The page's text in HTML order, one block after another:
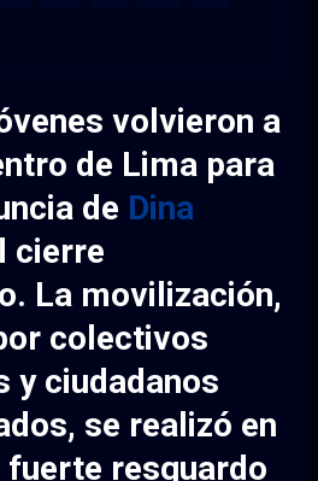
volvieron a
de Lima para
de Dina
cierre
. La movilización,
colectivos
y ciudadanos
se realizó en
fuerte resguardo